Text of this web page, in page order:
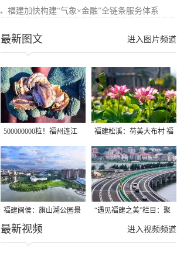
福建加快构建“气象×金融”全链条服务体系
进入图片频道
最新图文
500000000粒！福州连江
鲍鱼迎来丰收！
福建松溪：荷美大布村 福
韵引客来
福建闽侯：旗山湖公园景
美如画
“遇见福建之美”栏目：聚
焦福建一周大事记进入视频频道
最新视频